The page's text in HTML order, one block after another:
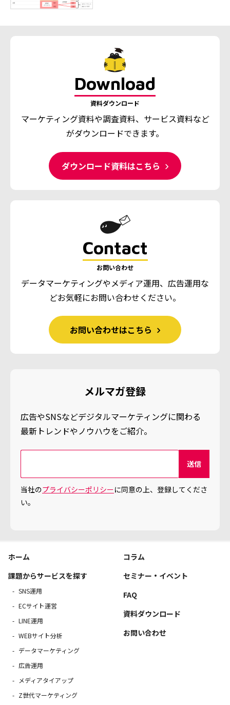
Download
資料ダウンロード
マーケティング資料や調査資料、 サービス資料など
がダウンロードできます。
ダウンロード資料はこちら
Contact
お問い合わせ
データマーケティングやメディア運用、広告運用な
どお気軽にお問い合わせください。
お問い合わせはこちら
メルマガ登録
広告やSNSなどデジタルマーケティングに関わる
最新トレンドやノウハウをご紹介。
当社のプライバシーポリシーに同意の上、登録してくださ
い。
ホーム
課題からサービスを探す
SNS運用
ECサイト運営
LINE運用
WEBサイト分析
データマーケティング
広告運用
メディアタイアップ
Z世代マーケティング
コラム
セミナー・イベント
FAQ
資料ダウンロード
お問い合わせ